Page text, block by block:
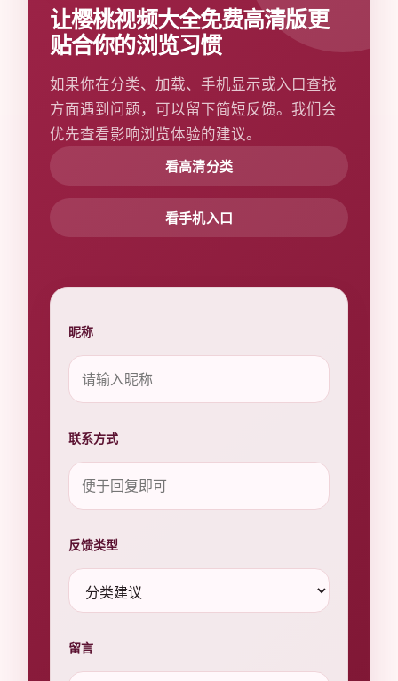
让樱桃视频大全免费高清版更
贴合你的浏览习惯
如果你在分类、加载、手机显示或入口查找
方面遇到问题，可以留下简短反馈。我们会
优先查看影响浏览体验的建议。
看高清分类
看手机入口
昵称
联系方式
反馈类型
留言